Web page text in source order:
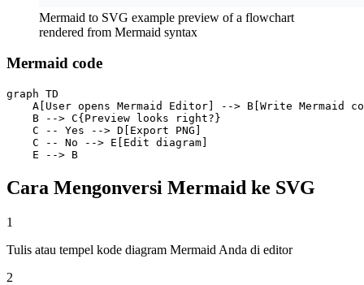
Mermaid to SVG example preview of a flowchart
rendered from Mermaid syntax
Mermaid code
graph TD
A[User opens Mermaid Editor] --> B[Write Mermaid
    B --> C{Preview looks right?}
    C -- Yes --> D[Export PNG]
    C -- No --> E[Edit diagram]
    E --> B
Cara Mengonversi Mermaid ke SVG
1
Tulis atau tempel kode diagram Mermaid Anda di editor
2